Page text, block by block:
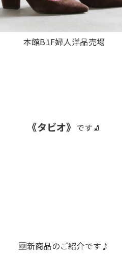
本館B1F婦人洋品売場
《タビオ》 です🧦
🆕新商品のご紹介です♪